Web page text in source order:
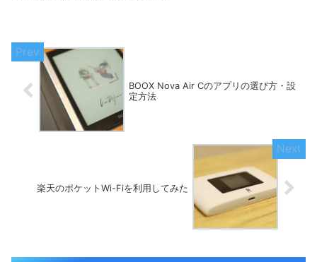
BOOX Nova Air Cのアプリの選び方・設
定方法
楽天のポケットWi-Fiを利用してみた